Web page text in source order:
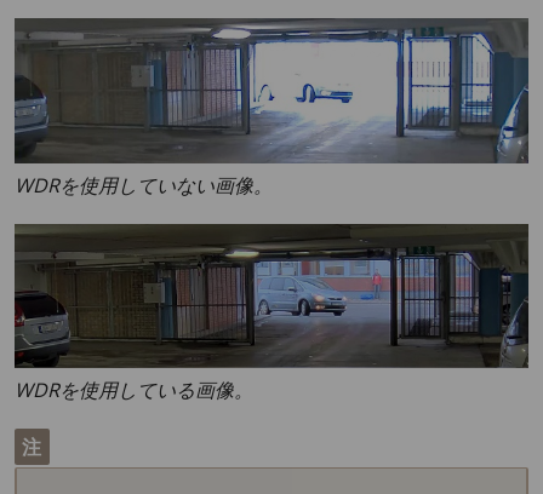
WDRを使用していない画像。
WDRを使用している画像。
注